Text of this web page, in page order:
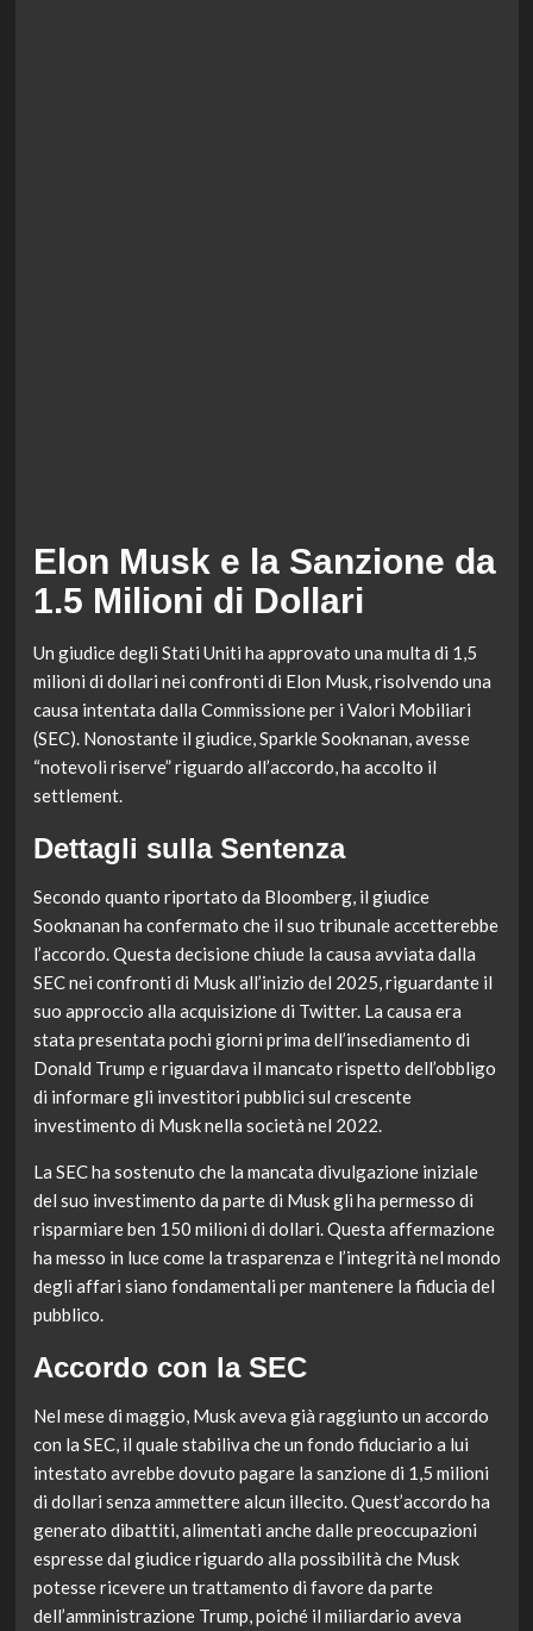
Elon Musk e la Sanzione da
1.5 Milioni di Dollari
Un giudice degli Stati Uniti ha approvato una multa di 1,5
milioni di dollari nei confronti di Elon Musk, risolvendo una
causa intentata dalla Commissione per i Valori Mobiliari
(SEC). Nonostante il giudice, Sparkle Sooknanan, avesse
“notevoli riserve” riguardo all’accordo, ha accolto il
settlement.
Dettagli sulla Sentenza
Secondo quanto riportato da Bloomberg, il giudice
Sooknanan ha confermato che il suo tribunale accetterebbe
l’accordo. Questa decisione chiude la causa avviata dalla
SEC nei confronti di Musk all’inizio del 2025, riguardante il
suo approccio alla acquisizione di Twitter. La causa era
stata presentata pochi giorni prima dell’insediamento di
Donald Trump e riguardava il mancato rispetto dell’obbligo
di informare gli investitori pubblici sul crescente
investimento di Musk nella società nel 2022.
La SEC ha sostenuto che la mancata divulgazione iniziale
del suo investimento da parte di Musk gli ha permesso di
risparmiare ben 150 milioni di dollari. Questa affermazione
ha messo in luce come la trasparenza e l’integrità nel mondo
degli affari siano fondamentali per mantenere la fiducia del
pubblico.
Accordo con la SEC
Nel mese di maggio, Musk aveva già raggiunto un accordo
con la SEC, il quale stabiliva che un fondo fiduciario a lui
intestato avrebbe dovuto pagare la sanzione di 1,5 milioni
di dollari senza ammettere alcun illecito. Quest’accordo ha
generato dibattiti, alimentati anche dalle preoccupazioni
espresse dal giudice riguardo alla possibilità che Musk
potesse ricevere un trattamento di favore da parte
dell’amministrazione Trump, poiché il miliardario aveva